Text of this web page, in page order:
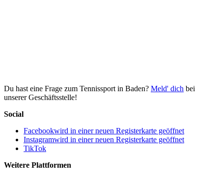
Du hast eine Frage zum Tennissport in Baden? Meld' dich bei
unserer Geschäftsstelle!
Social
Facebookwird in einer neuen Registerkarte geöffnet
Instagramwird in einer neuen Registerkarte geöffnet
TikTok
Weitere Plattformen